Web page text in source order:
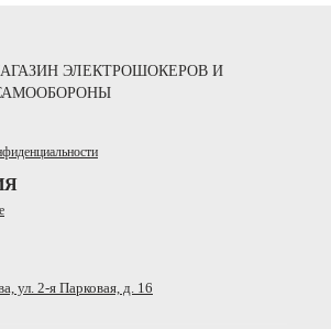
ул. 2-я Парковая, д. 16